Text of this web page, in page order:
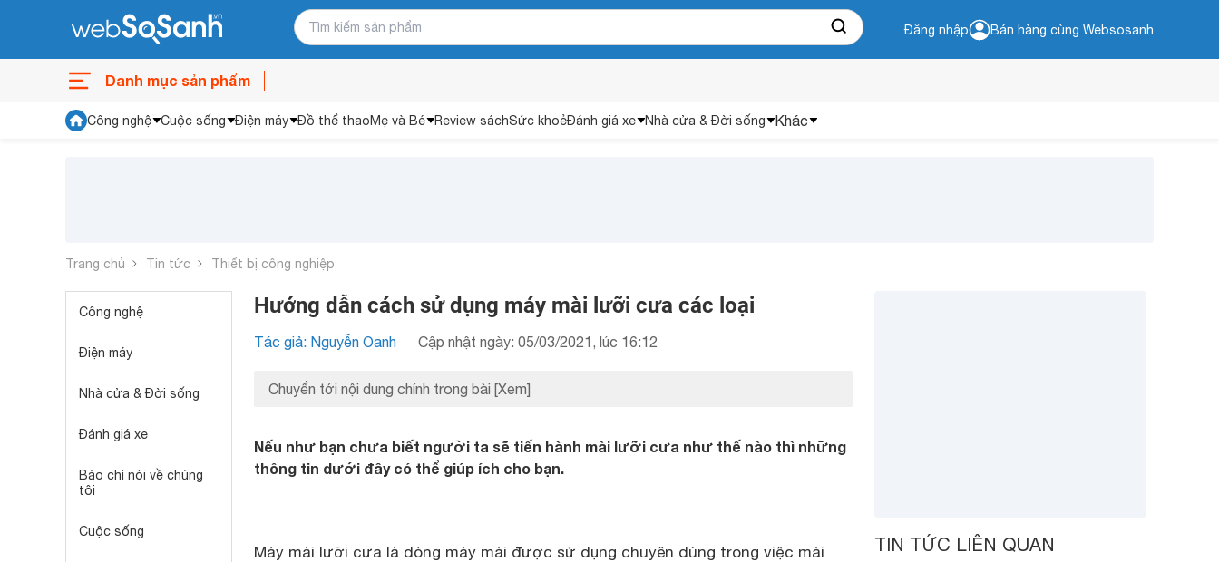
Đăng nhập Bán hàng cùng Websosanh
Danh mục sản phẩm
Công nghệ Cuộc sống Điện máy Đồ thể thaoMẹ và Bé Review sáchSức khoẻĐánh giá xe Nhà cửa & Đời sống Khác
Trang chủ Tin tức Thiết bị công nghiệp
Công nghệ
Điện máy
Nhà cửa & Đời sống
Đánh giá xe
Báo chí nói về chúng
tôi
Cuộc sống
Hướng dẫn cách sử dụng máy mài lưỡi cưa các loại
Tác giả: Nguyễn Oanh Cập nhật ngày: 05/03/2021, lúc 16:12
Chuyển tới nội dung chính trong bài [Xem]
Nếu như bạn chưa biết người ta sẽ tiến hành mài lưỡi cưa như thế nào thì những
thông tin dưới đây có thể giúp ích cho bạn.
Máy mài lưỡi cưa là dòng máy mài được sử dụng chuyên dùng trong việc mài
TIN TỨC LIÊN QUAN